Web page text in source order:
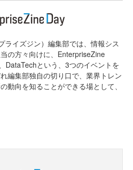
ライズジン）編集部では、情報シス
の方々向けに、EnterpriseZine
DataTechという、3つのイベントを
編集部独自の切り口で、業界トレン
動向を知ることができる場として、